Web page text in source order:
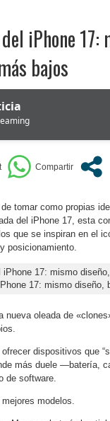
iPhone
bajos
tomar como propias
del iPhone 17, esta
que se inspiran en el
posicionamiento.
17: mismo
nueva oleada de
dispositivos que
más duele —batería,
de software.
modelos.